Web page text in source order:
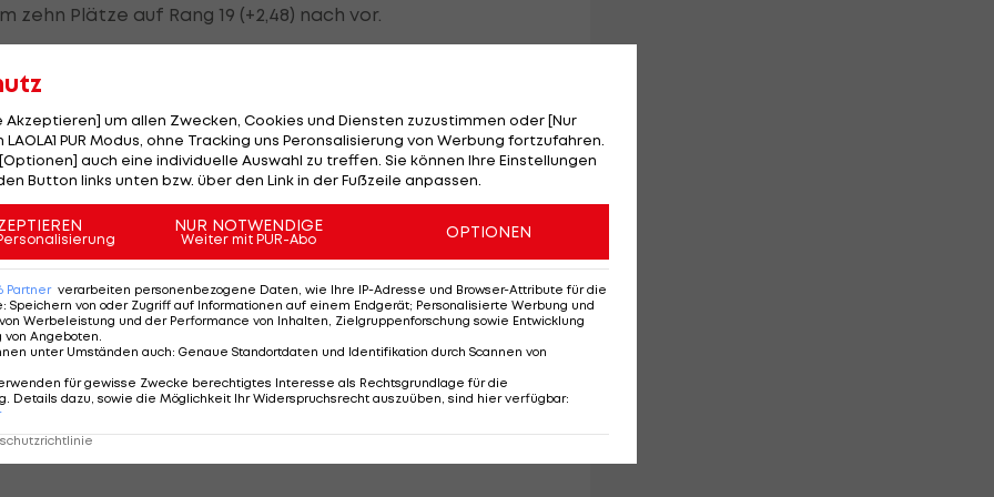
Plätze auf Rang 19 (+2,48) nach vor.
92. Weltcup-Sieg.Bestenliste>>>
in einer eigenen Liga und verteidigt ihre
0,38 Sekunden vorFederica Brignone(ITA), Double-
ist es der vierte Saisonsieg und der erste in dieser
Hector (+0,45)
das Rote Trikot für die Führende im RTL-Weltcup an
Akzeptieren] um allen Zwecken, Cookies und Diensten zuzustimmen oder [Nur
PUR Modus, ohne Tracking uns Peronsalisierung von Werbung fortzufahren.
auch eine individuelle Auswahl zu treffen. Sie können Ihre Einstellungen
Button links unten bzw. über den Link in der Fußzeile anpassen.
NUR NOTWENDIGE
Weiter mit PUR-Abo OPTIONEN
Partner verarbeiten personenbezogene Daten, wie Ihre IP-Adresse und Browser-Attribute für die
: Speichern von oder Zugriff auf Informationen auf einem Endgerät; Personalisierte Werbung und
Werbeleistung und der Performance von Inhalten, Zielgruppenforschung sowie Entwicklung
von Angeboten
unter Umständen auch: Genaue Standortdaten und Identifikation durch Scannen von
für gewisse Zwecke berechtigtes Interesse als Rechtsgrundlage für die
Details dazu, sowie die Möglichkeit Ihr Widerspruchsrecht auszuüben, sind hier verfügbar: